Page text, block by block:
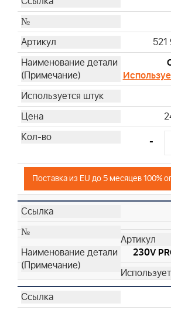
-
Поставка из EU до 5 месяцев 100%
230V